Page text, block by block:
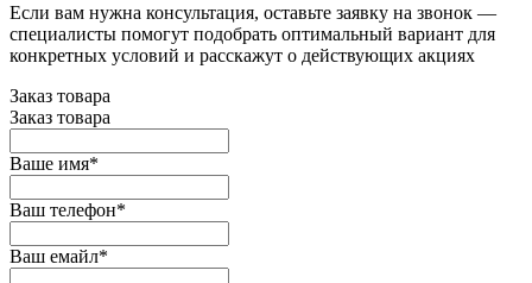
Если вам нужна консультация, оставьте заявку на звонок —
специалисты помогут подобрать оптимальный вариант для
конкретных условий и расскажут о действующих акциях
Заказ товара
Заказ товара
Ваше имя*
Ваш телефон*
Ваш емайл*